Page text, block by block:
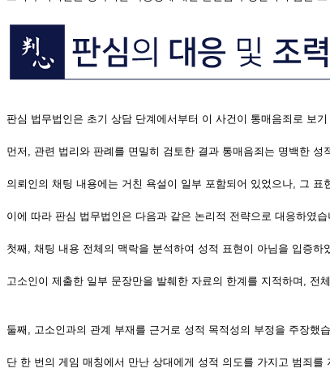
판심 법무법인은 초기 상담 단계에서부터 이 사건이 통매음죄로 보
먼저, 관련 법리와 판례를 면밀히 검토한 결과 통매음죄는 명백한
의뢰인의 채팅 내용에는 거친 욕설이 일부 포함되어 있었으나, 그
이에 따라 판심 법무법인은 다음과 같은 논리적 전략으로 대응하였습
첫째, 채팅 내용 전체의 맥락을 분석하여 성적 표현이 아님을 입증하
고소인이 제출한 일부 문장만을 발췌한 자료의 한계를 지적하며, 전
둘째, 고소인과의 관계 부재를 근거로 성적 목적성의 부정을 주장했
단 한 번의 게임 매칭에서 만난 상대에게 성적 의도를 가지고 범죄